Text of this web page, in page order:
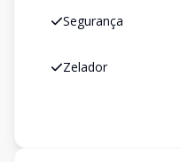
Segurança
Zelador